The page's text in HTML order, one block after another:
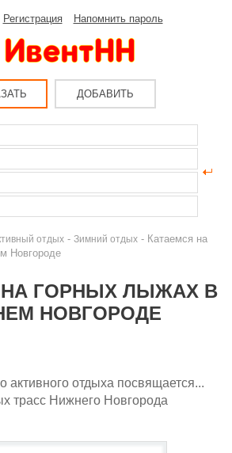
Регистрация Напомнить пароль
ДОБАВИТЬ
отдых - Зимний отдых - Катаемся на
Новгороде
НА ГОРНЫХ ЛЫЖАХ В
НОВГОРОДЕ
активного отдыха посвящается...
трасс Нижнего Новгорода